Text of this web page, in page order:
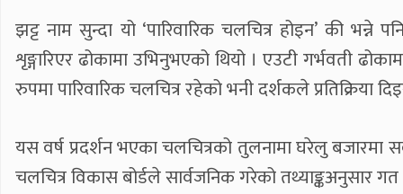
झट्ट नाम सुन्दा यो ‘पारिवारिक चलचित्र होइन’ की भन्ने
शृङ्गारिएर ढोकामा उभिनुभएको थियो । एउटी गर्भवती
रुपमा पारिवारिक चलचित्र रहेको भनी दर्शकले प्रतिक्रिया
यस वर्ष प्रदर्शन भएका चलचित्रको तुलनामा घरेलु बजारमा
चलचित्र विकास बोर्डले सार्वजनिक गरेको